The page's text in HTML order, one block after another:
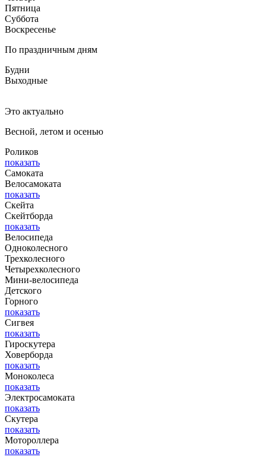
Пятница
Суббота
Воскресенье
По праздничным дням
Будни
Выходные
Это актуально
Весной, летом и осенью
Роликов
показать
Самоката
Велосамоката
показать
Скейта
Скейтборда
показать
Велосипеда
Одноколесного
Трехколесного
Четырехколесного
Мини-велосипеда
Детского
Горного
показать
Сигвея
показать
Гироскутера
Ховерборда
показать
Моноколеса
показать
Электросамоката
показать
Скутера
показать
Мотороллера
показать